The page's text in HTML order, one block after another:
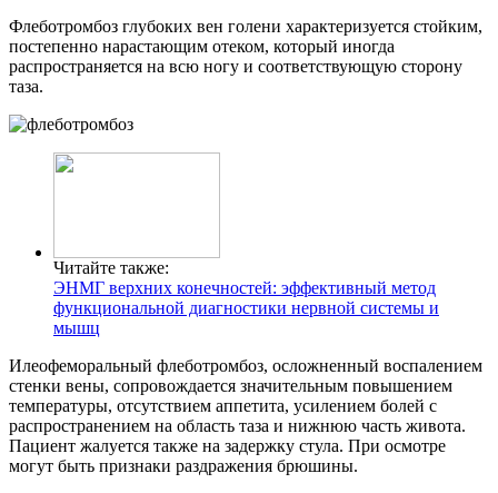
Флеботромбоз глубоких вен голени характеризуется стойким,
постепенно нарастающим отеком, который иногда
распространяется на всю ногу и соответствующую сторону
таза.
Читайте также:
ЭНМГ верхних конечностей: эффективный метод
функциональной диагностики нервной системы и
мышц
Илеофеморальный флеботромбоз, осложненный воспалением
стенки вены, сопровождается значительным повышением
температуры, отсутствием аппетита, усилением болей с
распространением на область таза и нижнюю часть живота.
Пациент жалуется также на задержку стула. При осмотре
могут быть признаки раздражения брюшины.